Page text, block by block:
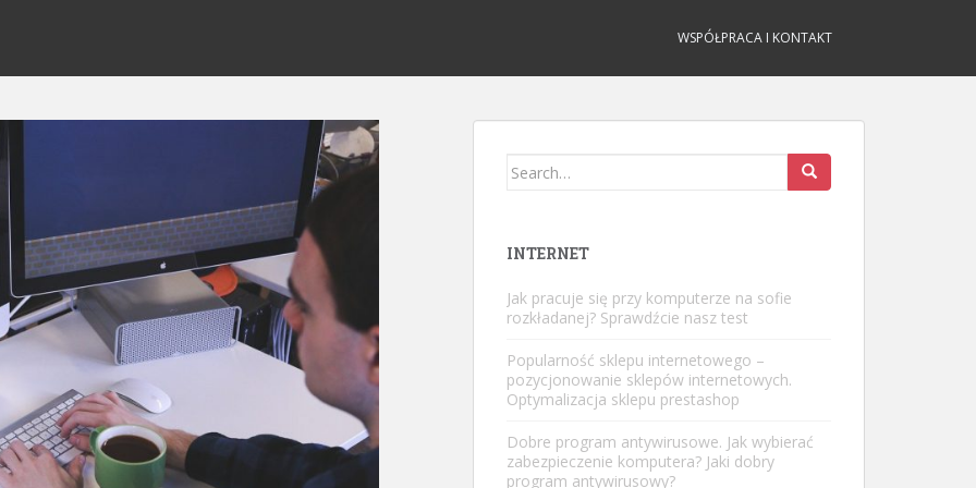
WSPÓŁPRACA I KONTAKT
Search
INTERNET
Jak pracuje się przy komputerze na sofie
rozkładanej? Sprawdźcie nasz test
Popularność sklepu internetowego –
pozycjonowanie sklepów internetowych.
Optymalizacja sklepu prestashop
Dobre program antywirusowe. Jak wybierać
zabezpieczenie komputera? Jaki dobry
program antywirusowy?